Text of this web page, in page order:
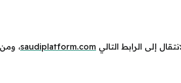
إلى الرابط التالي saudiplatform.com،